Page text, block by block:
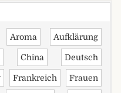
Aroma Aufklärung
China Deutsch
Frankreich Frauen